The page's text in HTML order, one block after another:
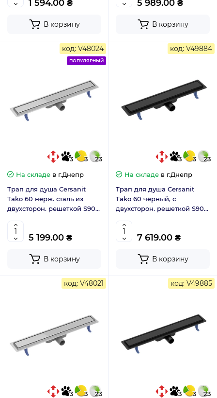
1 594.00 ₴
В корзину
5 989.00 ₴
В корзину
код: V48024
3 3 23
ПОПУЛЯРНЫЙ
На складе в г.Днепр
Трап для душа Cersanit
Tako 60 нерж. сталь из
двухсторон. решеткой S907-
5 199.00 ₴
В корзину
код: V49884
3 3
23
На складе в г.Днепр
Трап для душа Cersanit
Tako 60 чёрный, с
двухсторон. решеткой S907-
7 619.00 ₴
В корзину
код: V48021
3 3
23
код: V49885
3 3
23